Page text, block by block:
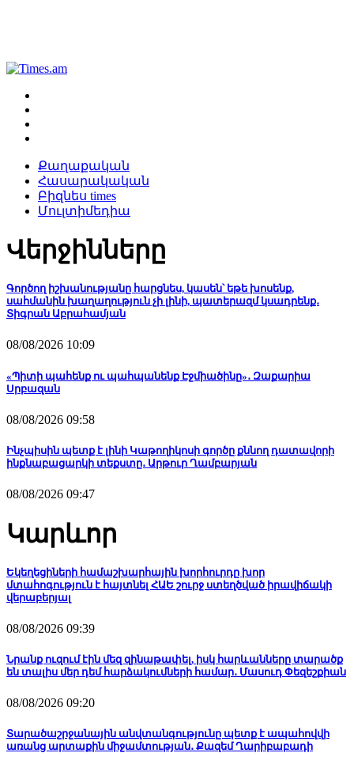
Քաղաքական
Հասարակական
Բիզնես times
Մուլտիմեդիա
Վերջինները
Գործող իշխանությանը հարցնես, կասեն՝ եթե խոսենք,
սահմանին խաղաղություն չի լինի, պատերազմ կսադրենք․
Տիգրան Աբրահամյան
08/08/2026 10:09
«Պիտի պահենք ու պահպանենք Էջմիածինը»․ Զաքարիա
Սրբազան
08/08/2026 09:58
Ինչպիսին պետք է լինի Կաթողիկոսի գործը քննող դատավորի
ինքնաբացարկի տեքստը․ Արթուր Ղամբարյան
08/08/2026 09:47
Կարևոր
Եկեղեցիների համաշխարհային խորհուրդը խոր
մտահոգություն է հայտնել ՀԱԵ շուրջ ստեղծված իրավիճակի
վերաբերյալ
08/08/2026 09:39
Նրանք ուզում էին մեզ զինաթափել, իսկ հարևանները տարածք
են տալիս մեր դեմ հարձակումների համար․ Մասուդ Փեզեշքիան
08/08/2026 09:20
Տարածաշրջանային անվտանգությունը պետք է ապահովվի
առանց արտաքին միջամտության․ Քազեմ Ղարիբաբադի